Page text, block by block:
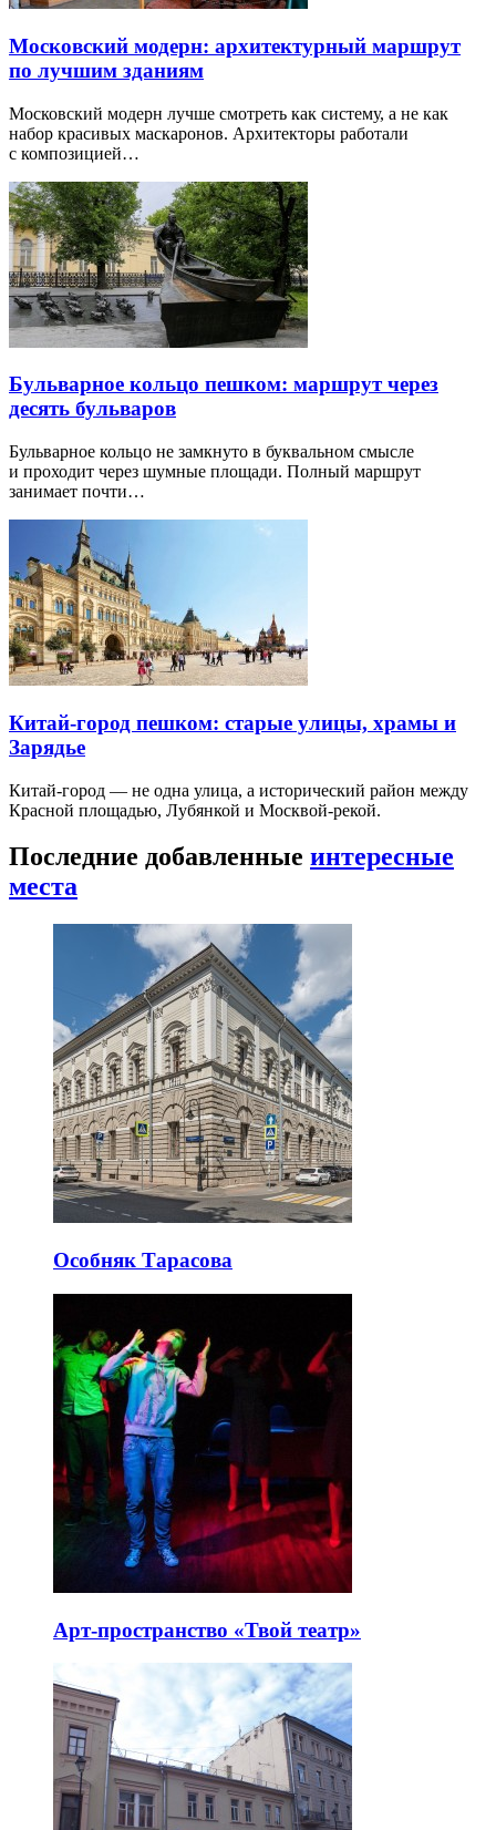
Московский модерн: архитектурный маршрут
по лучшим зданиям
Московский модерн лучше смотреть как систему, а не как
набор красивых маскаронов. Архитекторы работали
с композицией…
Бульварное кольцо пешком: маршрут через
десять бульваров
Бульварное кольцо не замкнуто в буквальном смысле
и проходит через шумные площади. Полный маршрут
занимает почти…
Китай-город пешком: старые улицы, храмы и
Зарядье
Китай-город — не одна улица, а исторический район между
Красной площадью, Лубянкой и Москвой-рекой.
Последние добавленные интересные
места
Особняк Тарасова
Арт-пространство «Твой театр»